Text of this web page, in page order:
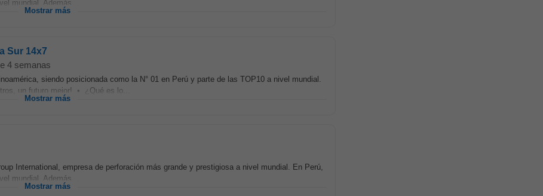
mundial. Además...
Mostrar más
Sur 14x7
4 semanas
siendo posicionada como la N° 01 en Perú y parte de las TOP10 a nivel mundial.
un futuro mejor! • ¿Qué es lo...
Mostrar más
International, empresa de perforación más grande y prestigiosa a nivel mundial. En Perú,
mundial. Además...
Mostrar más